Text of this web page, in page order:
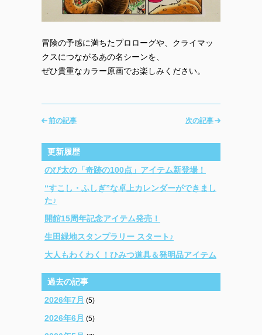
冒険の予感に満ちたプロローグや、クライマッ
クスにつながるあの名シーンを、
ぜひ貴重なカラー原画でお楽しみください。
次の記事
前の記事
更新履歴
のび太の「奇跡の100点」アイテム新登場！
“すこし・ふしぎ”な卓上カレンダーができまし
た♪
開館15周年記念アイテム発売！
生田緑地スタンプラリー スタート♪
大人もわくわく！ひみつ道具＆発明品アイテム
過去の記事
2026年7月 (5)
2026年6月 (5)